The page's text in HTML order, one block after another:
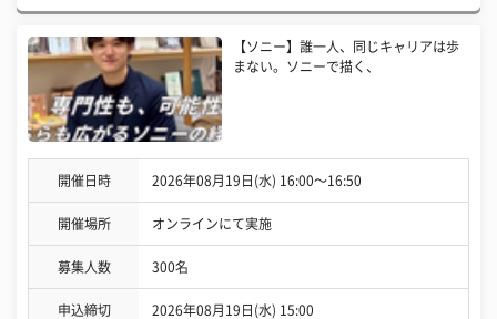
【ソニー】誰一人、同じキャリアは歩
まない。ソニーで描く、
開催日時 2026年08月19日(水) 16:00〜16:50
開催場所 オンラインにて実施
募集人数 300名
申込締切 2026年08月19日(水) 15:00